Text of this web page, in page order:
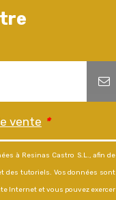
vente *
à Resinas Castro S.L., afin de
des tutoriels. Vos données sont
Internet et vous pouvez exercer